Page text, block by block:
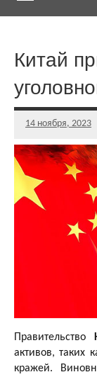
Китай
14 ноября, 2023
Правительство
активов, таких
кражей.